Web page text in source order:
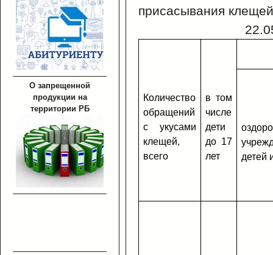
О запрещенной
продукции на
территории РБ
присасывания
Количество
обращений
с укусами
клещей,
всего
в том
числе
дети
до 17
лет
детей